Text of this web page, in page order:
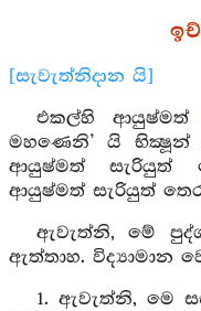
[සැවැත්නිදාන යි]
එකල්හි
මහණෙනි’ යි භික්‍ෂූන්
ආයුෂ්මත් සැරියුත්
ආයුෂ්මත් සැරියුත්
ඇවැත්නි, මේ
ඇත්තාහ. විද්‍යාමාන
1. ඇවැත්නි, මෙ